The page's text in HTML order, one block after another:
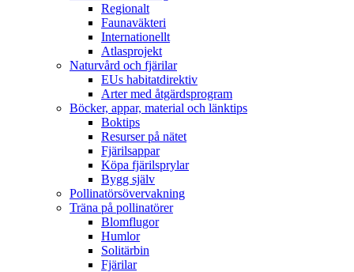
Regionalt
Faunaväkteri
Internationellt
Atlasprojekt
Naturvård och fjärilar
EUs habitatdirektiv
Arter med åtgärdsprogram
Böcker, appar, material och länktips
Boktips
Resurser på nätet
Fjärilsappar
Köpa fjärilsprylar
Bygg själv
Pollinatörsövervakning
Träna på pollinatörer
Blomflugor
Humlor
Solitärbin
Fjärilar